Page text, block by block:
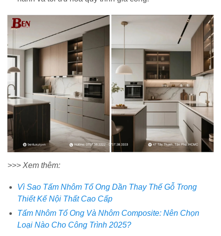
>>> Xem thêm:
Vì Sao Tấm Nhôm Tổ Ong Dần Thay Thế Gỗ Trong
Thiết Kế Nội Thất Cao Cấp
Tấm Nhôm Tổ Ong Và Nhôm Composite: Nên Chọn
Loại Nào Cho Công Trình 2025?